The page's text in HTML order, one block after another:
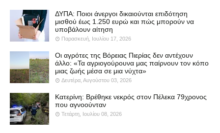
ΔΥΠΑ: Ποιοι άνεργοι δικαιούνται επιδότηση
μισθού έως 1.250 ευρώ και πώς μπορούν να
υποβάλουν αίτηση
Παρασκευή, Ιουλίου 17, 2026
Οι αγρότες της Βόρειας Πιερίας δεν αντέχουν
άλλο: «Τα αγριογούρουνα μας παίρνουν τον κόπο
μιας ζωής μέσα σε μια νύχτα»
Δευτέρα, Αυγούστου 03, 2026
Κατερίνη: Βρέθηκε νεκρός στον Πέλεκα 79χρονος
που αγνοούνταν
Τετάρτη, Ιουλίου 08, 2026